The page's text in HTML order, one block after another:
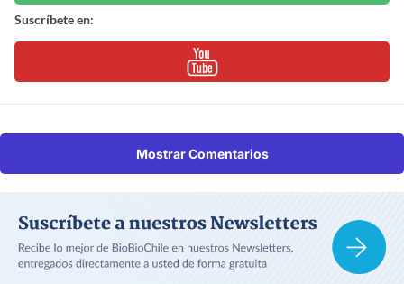
Suscríbete en:
Mostrar Comentarios